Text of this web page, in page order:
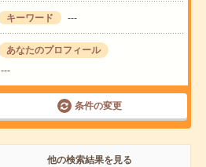
キーワード ---
あなたのプロフィール
---
条件の変更
他の検索結果を見る